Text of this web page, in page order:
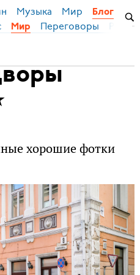
Музыка Мир Блог
Мир Переговоры
хорошие фотки